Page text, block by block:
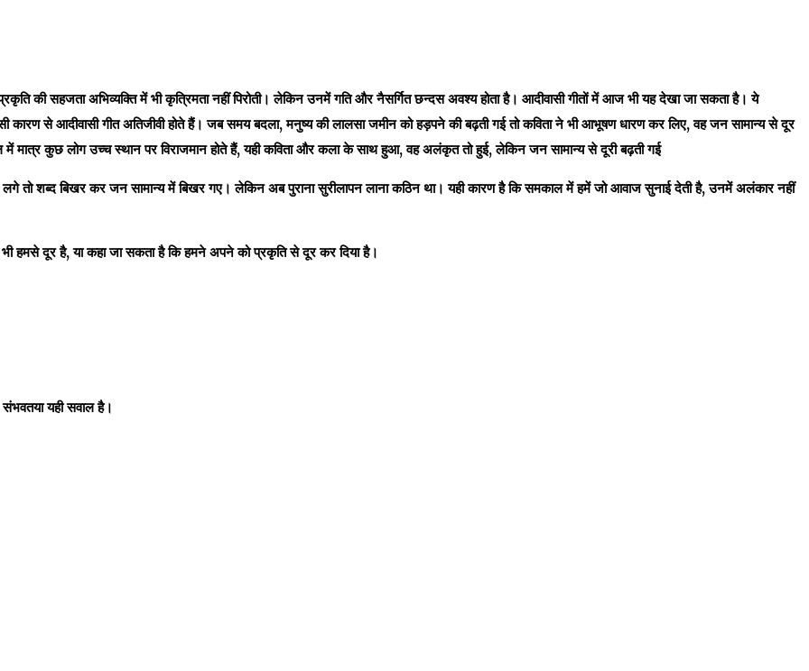
की सहजता अभिव्यक्ति में भी कृत्रिमता नहीं पिरोती। लेकिन उनमें गति और नैसर्गित छन्दस अवश्य होता है। आदीवासी गीतों में आज भी यह देखा जा सकता है। ये
कारण से आदीवासी गीत अतिजीवी होते हैं। जब समय बदला,मनुष्य की लालसा जमीन को हड़पने की बढ़ती गई तो कविता ने भी आभूषण धारण कर लिए,वह जन सामान्य से दूर
मात्र कुछ लोग उच्च स्थान पर विराजमान होते हैं,यही कविता और कला के साथ हुआ,वह अलंकृत तो हुई,लेकिन जन सामान्य से दूरी बढ़ती गई
तो शब्द बिखर कर जन सामान्य में बिखर गए। लेकिन अब पुराना सुरीलापन लाना कठिन था। यही कारण है कि समकाल में हमें जो आवाज सुनाई देती है,उनमें अलंकार नहीं
हमसे दूर है,या कहा जा सकता है कि हमने अपने को प्रकृति से दूर कर दिया है।
संभवतया यही सवाल है।